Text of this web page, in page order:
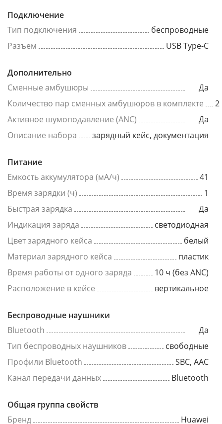
Подключение
Тип подключения
беспроводные
Разъем
USB Type-C
Дополнительно
Сменные амбушюры
Да
Количество пар сменных амбушюров в комплекте
2
Активное шумоподавление (ANC)
Да
Описание набора
зарядный кейс, документация
Питание
Емкость аккумулятора (мА/ч)
41
Время зарядки (ч)
1
Быстрая зарядка
Да
Индикация заряда
светодиодная
Цвет зарядного кейса
белый
Материал зарядного кейса
пластик
Время работы от одного заряда
10 ч (без ANC)
Расположение в кейсе
вертикальное
Беспроводные наушники
Bluetooth
Да
Тип беспроводных наушников
свободные
Профили Bluetooth
SBC, AAC
Канал передачи данных
Bluetooth
Общая группа свойств
Бренд
Huawei